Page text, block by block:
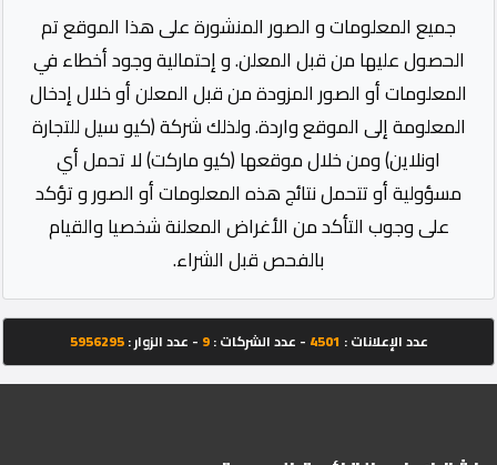
جميع المعلومات و الصور المنشورة على هذا الموقع تم
الحصول عليها من قبل المعلن. و إحتمالية وجود أخطاء في
المعلومات أو الصور المزودة من قبل المعلن أو خلال إدخال
المعلومة إلى الموقع واردة. ولذلك شركة (كيو سيل للتجارة
اونلاين) ومن خلال موقعها (كيو ماركت) لا تحمل أي
مسؤولية أو تتحمل نتائج هذه المعلومات أو الصور و تؤكد
على وجوب التأكد من الأغراض المعلنة شخصيا والقيام
بالفحص قبل الشراء.
عدد الإعلانات : 4501 - عدد الشركات :9 - عدد الزوار :5956295